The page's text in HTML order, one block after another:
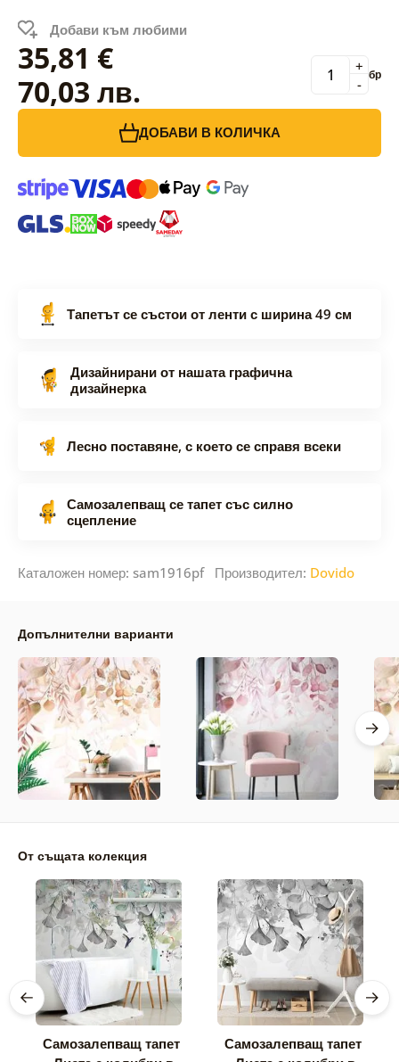
Добави към любими
35,81 €
70,03 лв.
-
+ бр
ДОБАВИ В КОЛИЧКА
Тапетът се състои от ленти с ширина 49 см
Дизайнирани от нашата графична
дизайнерка
Лесно поставяне, с което се справя всеки
Самозалепващ се тапет със силно
сцепление
Каталожен номер: sam1916pf Производител: Dovido
Допълнителни варианти
От същата колекция
Самозалепващ тапет
Самозалепващ тапет